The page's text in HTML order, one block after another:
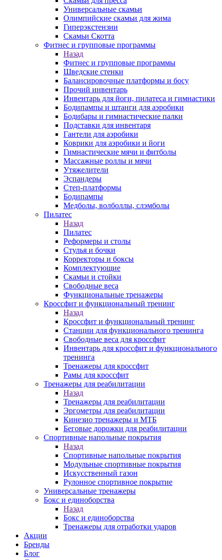
Универсальные скамьи
Олимпийские скамьи для жима
Гиперэкстензии
Скамьи Скотта
Фитнес и групповые программы
Назад
Фитнес и групповые программы
Шведские стенки
Балансировочные платформы и босу
Прочий инвентарь
Инвентарь для йоги, пилатеса и гимнастики
Бодипампы и штанги для аэробики
Бодибары и гимнастические палки
Подставки для инвентаря
Гантели для аэробики
Коврики для аэробики и йоги
Гимнастические мячи и фитболы
Массажные роллы и мячи
Утяжелители
Эспандеры
Степ-платформы
Бодипампы
Медболы, волболлы, слэмболы
Пилатес
Назад
Пилатес
Реформеры и столы
Стулья и бочки
Корректоры и боксы
Комплектующие
Скамьи и стойки
Свободные веса
Функциональные тренажеры
Кроссфит и функциональный тренинг
Назад
Кроссфит и функциональный тренинг
Станции для функционального тренинга
Свободные веса для кроссфит
Инвентарь для кроссфит и функционального
тренинга
Тренажеры для кроссфит
Рамы для кроссфит
Тренажеры для реабилитации
Назад
Тренажеры для реабилитации
Эргометры для реабилитации
Кинезио тренажеры и МТБ
Беговые дорожки для реабилитации
Спортивные напольные покрытия
Назад
Спортивные напольные покрытия
Модульные спортивные покрытия
Искусственный газон
Рулонное спортивное покрытие
Универсальные тренажеры
Бокс и единоборства
Назад
Бокс и единоборства
Тренажеры для отработки ударов
Акции
Бренды
Блог